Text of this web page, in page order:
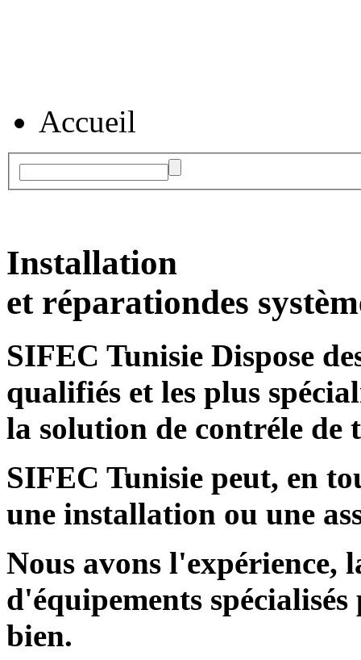
Accueil
Installation
et réparationdes
SIFEC Tunisie Dispose
qualifiés et les plus
la solution de contréle de
SIFEC Tunisie peut, en
une installation ou une
Nous avons l'expérience,
d'équipements
bien.